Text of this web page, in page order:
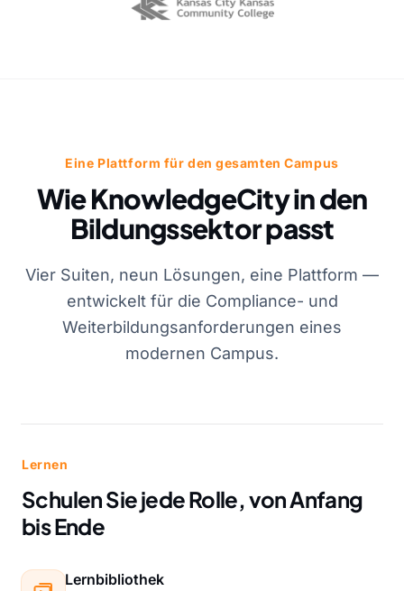
Eine Plattform für den gesamten Campus
Wie KnowledgeCity in den
Bildungssektor passt
Vier Suiten, neun Lösungen, eine Plattform —
entwickelt für die Compliance- und
Weiterbildungsanforderungen eines
modernen Campus.
Lernen
Schulen Sie jede Rolle, von Anfang
bis Ende
Lernbibliothek